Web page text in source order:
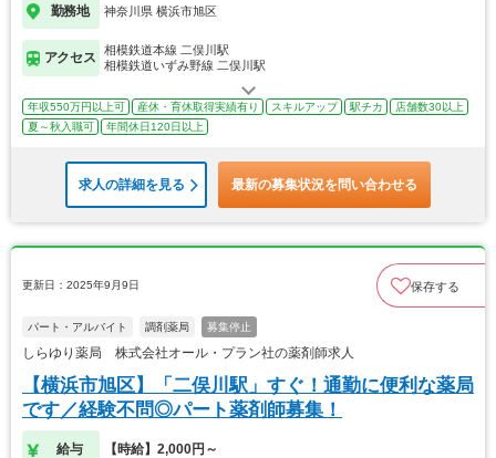
勤務地 神奈川県 横浜市旭区
アクセス
相模鉄道本線 二俣川駅
相模鉄道いずみ野線 二俣川駅
年収550万円以上可 産休・育休取得実績有り スキルアップ 駅チカ
店舗数30以上
夏～秋入職可
年間休日120日以上
求人の詳細を見る 最新の募集状況を問い合わせる
更新日：2025年9月9日 保存する
パート・アルバイト 調剤薬局 募集停止
しらゆり薬局 株式会社オール・プラン社の薬剤師求人
【横浜市旭区】「二俣川駅」すぐ！通勤に便利な薬局
です／経験不問◎パート薬剤師募集！
給与 【時給】2,000円～